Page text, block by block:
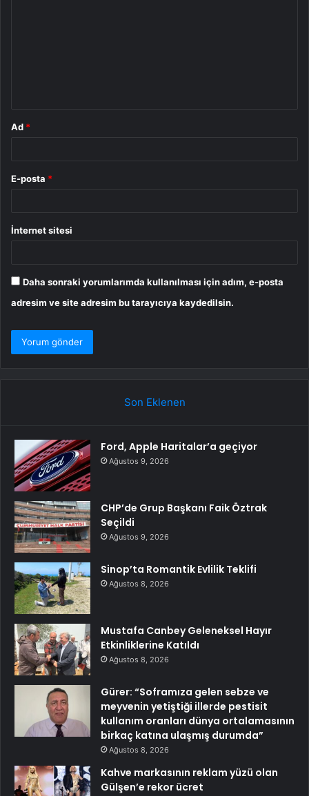
Ad *
E-posta *
İnternet sitesi
Daha sonraki yorumlarımda kullanılması için adım, e-posta
adresim ve site adresim bu tarayıcıya kaydedilsin.
Son Eklenen
Ford, Apple Haritalar’a geçiyor
Ağustos 9, 2026
CHP’de Grup Başkanı Faik Öztrak
Seçildi
Ağustos 9, 2026
Sinop’ta Romantik Evlilik Teklifi
Ağustos 8, 2026
Mustafa Canbey Geleneksel Hayır
Etkinliklerine Katıldı
Ağustos 8, 2026
Gürer: “Soframıza gelen sebze ve
meyvenin yetiştiği illerde pestisit
kullanım oranları dünya ortalamasının
birkaç katına ulaşmış durumda”
Ağustos 8, 2026
Kahve markasının reklam yüzü olan
Gülşen’e rekor ücret